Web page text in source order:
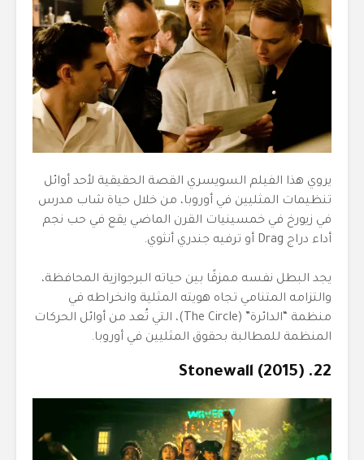
يروي هذا الفيلم السويسري القصة الحقيقية لأحد أوائل
تنظيمات المثليين في أوروبا، من خلال حياة شاب مدرس
في زيورخ في خمسينيات القرن الماضي يقع في حب نجم
أداء دراج Drag أو ترفيه جندري أنثوي.
يجد البطل نفسه ممزقًا بين حياته البرجوازية المحافظة،
والتزامه المتنامي تجاه هويته المثلية وانخراطه في
منظمة “الدائرة” (The Circle)، التي تُعد من أوائل الحركات
المنظمة للمطالبة بحقوق المثليين في أوروبا.
22. Stonewall (2015)